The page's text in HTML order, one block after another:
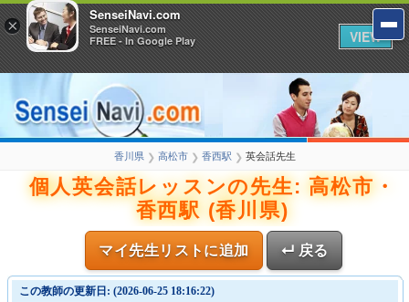
香川県 ❯ 高松市 ❯ 香西駅 ❯ 英会話先生
個人英会話レッスンの先生: 高松市・
香西駅 (香川県)
マイ先生リストに追加 ↵ 戻る
この教師の更新日: (2026-06-25 18:16:22)
×
SenseiNavi.com
SenseiNavi.com
FREE - In Google Play
VIEW